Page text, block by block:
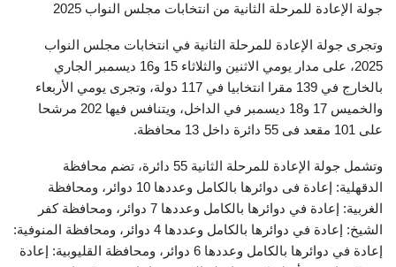
جولة الإعادة للمرحلة الثانية من انتخابات مجلس النواب 2025
وتجرى جولة الإعادة للمرحلة الثانية في انتخابات مجلس النواب
2025، على مدار يومي الاثنين والثلاثاء 15 و16 ديسمبر الجاري
بالخارج في 139 مقرا انتخابيا في 117 دولة، وتجرى يومي الأربعاء
والخميس 17 و18 ديسمبر في الداخل، ويتنافس فيها 202 مرشحا
على 101 مقعد فى 55 دائرة داخل 13 محافظة.
وتشمل جولة الإعادة للمرحلة الثانية 55 دائرة، تضم محافظة
الدقهلية: إعادة فى دوائرها بالكامل وعددها 10 دوائر، ومحافظة
الغربية: إعادة في دوائرها بالكامل وعددها 7 دوائر، ومحافظة كفر
الشيخ: إعادة في دوائرها بالكامل وعددها 4 دوائر، ومحافظة المنوفية:
إعادة في دوائرها بالكامل وعددها 6 دوائر، ومحافظة القليوبية: إعادة